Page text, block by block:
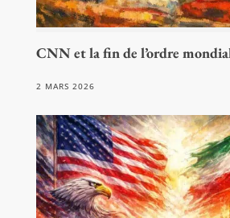
CNN et la fin de l’ordre
2 MARS 2026